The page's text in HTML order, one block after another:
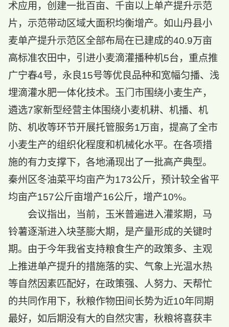
术应用，创建一批百亩、千亩以上单产提升示范
片，示范带动区域大面积均衡增产。如山丹县小
麦单产提升示范区全部布局在已建成的40.9万亩
高标准农田中，引进小麦滴灌播种机5台，重点推
广宁春4号，永良15号等优良品种和宽幅匀播、浅
埋滴灌水肥一体化技术。玉门市围绕小麦生产，
遴选7家新型经营主体围绕小麦机耕、机播、机
防、机收等环节开展托管服务1万亩，提高了全市
小麦生产的组织化程度和机械化水平。在各项措
施的有力支撑下，各地涌现出了一批高产典型。
秦州区冬油菜平均亩产为173公斤，预计较全省平
均亩产157公斤亩增产16公斤，增产10%。
会议指出，当前，玉米普遍进入灌浆期，马
铃薯逐渐进入块茎膨大期，是产量形成的关键时
期。由于今年我省支持粮食生产的政策多、主观
上推进单产提升的措施落的实、气象上光温水热
等自然因素匹配好，在政策强、人努力、天帮忙
的共同作用下，秋粮作物田间长势为近10年同期
最好，如后期没有大的自然灾害，秋粮将喜获丰